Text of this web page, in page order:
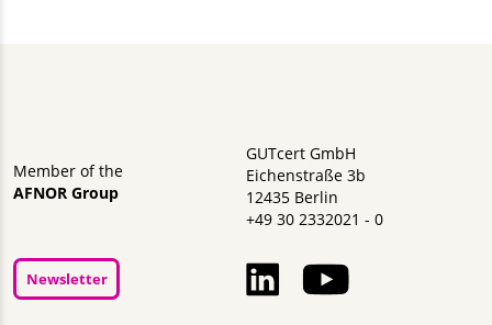
Member of the
AFNOR Group
GUTcert GmbH
Eichenstraße 3b
12435 Berlin
+49 30 2332021 - 0
Newsletter